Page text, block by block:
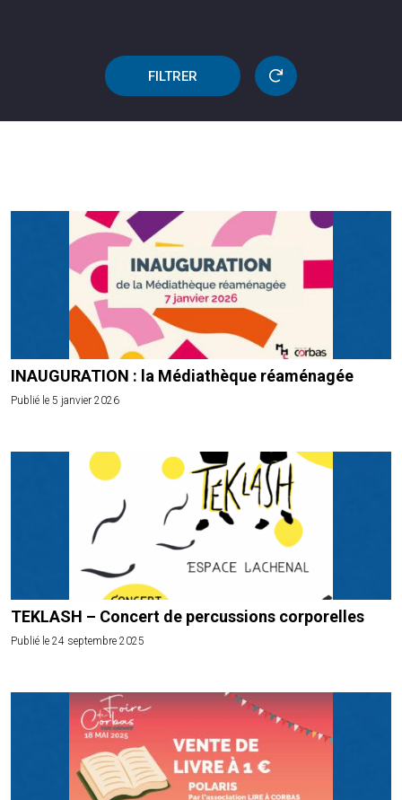
FILTRER
INAUGURATION : la Médiathèque réaménagée
Publié le 5 janvier 2026
TEKLASH – Concert de percussions corporelles
Publié le 24 septembre 2025